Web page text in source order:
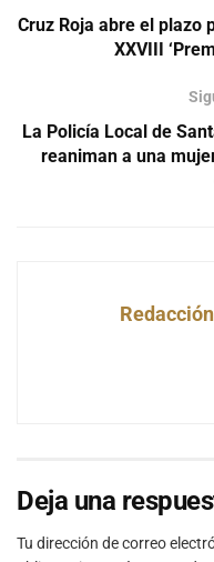
Cruz Roja abre el plazo
XXVIII
La Policía Local de
reaniman a una
Deja una
Tu dirección de correo